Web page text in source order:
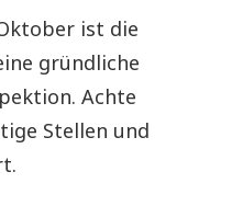
ist die
gründliche
Achte
Stellen und